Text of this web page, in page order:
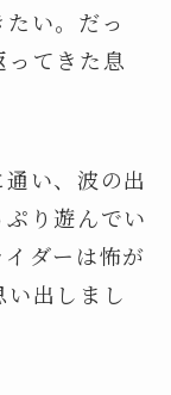
い。だっ
てきた息
い、波の出
り遊んでい
ダーは怖が
出しまし